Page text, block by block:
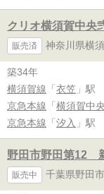
クリオ横須賀中央
販売済 神奈川県横
築34年
横須賀線 「 衣笠 」駅
京急本線 「 横須賀中央
京急本線 「 汐入 」駅
野田市野田第12
販売中 千葉県野田